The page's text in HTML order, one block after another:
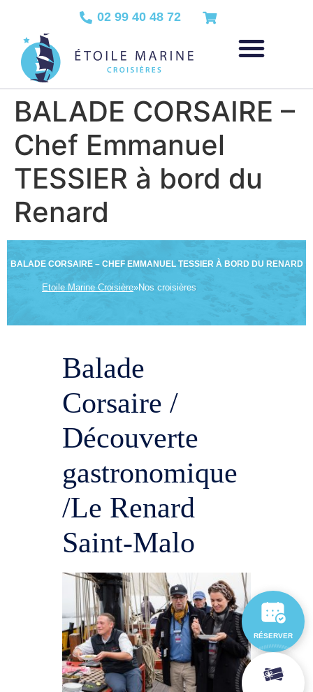
02 99 40 48 72
BALADE CORSAIRE –
Chef Emmanuel
TESSIER à bord du
Renard
BALADE CORSAIRE – CHEF EMMANUEL TESSIER À BORD DU RENARD
Etoile Marine Croisière»Nos croisières
Balade
Corsaire /
Découverte
gastronomique
/Le Renard
Saint-Malo
RÉSERVER